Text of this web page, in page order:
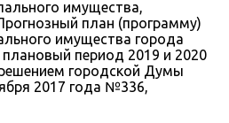
имущества,
план (программу)
имущества города
период 2019 и 2020
городской Думы
2017 года №336,